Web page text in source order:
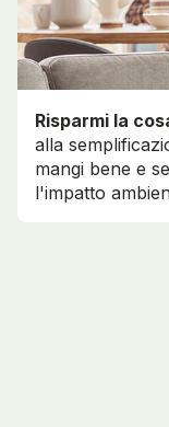
Risparmi la
alla
mangi bene e
l'impatto